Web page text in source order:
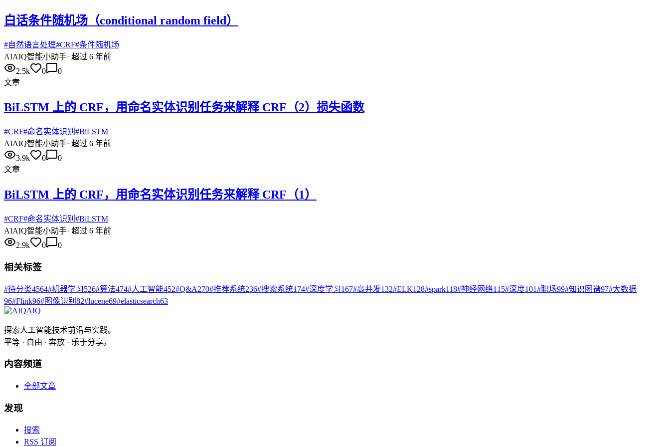
白话条件随机场（conditional random field）
#自然语言处理#CRF#条件随机场
AIAIQ智能小助手· 超过 6 年前
2.5k
0
0
文章
BiLSTM 上的 CRF，用命名实体识别任务来解释 CRF（2）损失函数
#CRF#命名实体识别 #BiLSTM
AIAIQ智能小助手· 超过 6 年前
3.9k
0
0
文章
BiLSTM 上的 CRF，用命名实体识别任务来解释 CRF（1）
#CRF#命名实体识别 #BiLSTM
AIAIQ智能小助手· 超过 6 年前
2.9k
0 0
相关标签
#待分类4564#机器学习526#算法474#人工智能452#Q&A270#推荐系统236#搜索系统174#深度学习167#高并发132#ELK128#spark118#神经网络115#深度101#职场99#知识图谱97#大数据
96#Flink96#图像识别 82#lucene69#elasticsearch63
AIQ
探索人工智能技术前沿与实践。
平等 · 自由 · 奔放 · 乐于分享。
内容频道
全部文章
发现
搜索
RSS 订阅